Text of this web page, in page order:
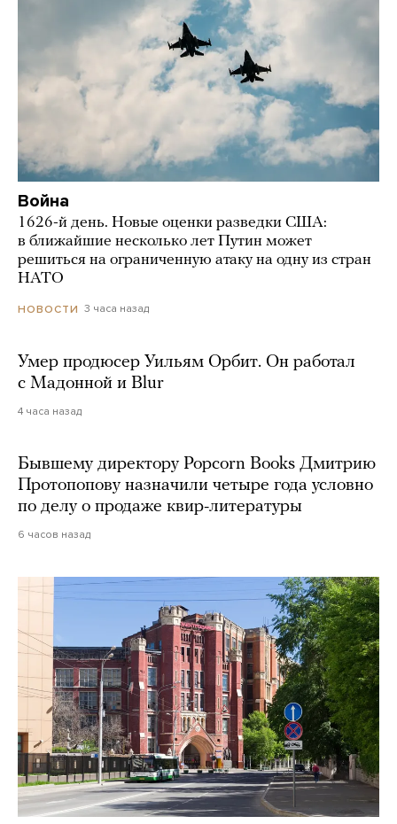
Война
1626-й день. Новые оценки разведки США:
в ближайшие несколько лет Путин может
решиться на ограниченную атаку на одну из стран
НАТО
НОВОСТИ 3 часа назад
Умер продюсер Уильям Орбит. Он работал
с Мадонной и Blur
4 часа назад
Бывшему директору Popcorn Books Дмитрию
Протопопову назначили четыре года условно
по делу о продаже квир-литературы
6 часов назад